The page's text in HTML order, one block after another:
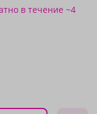
в течение ~4